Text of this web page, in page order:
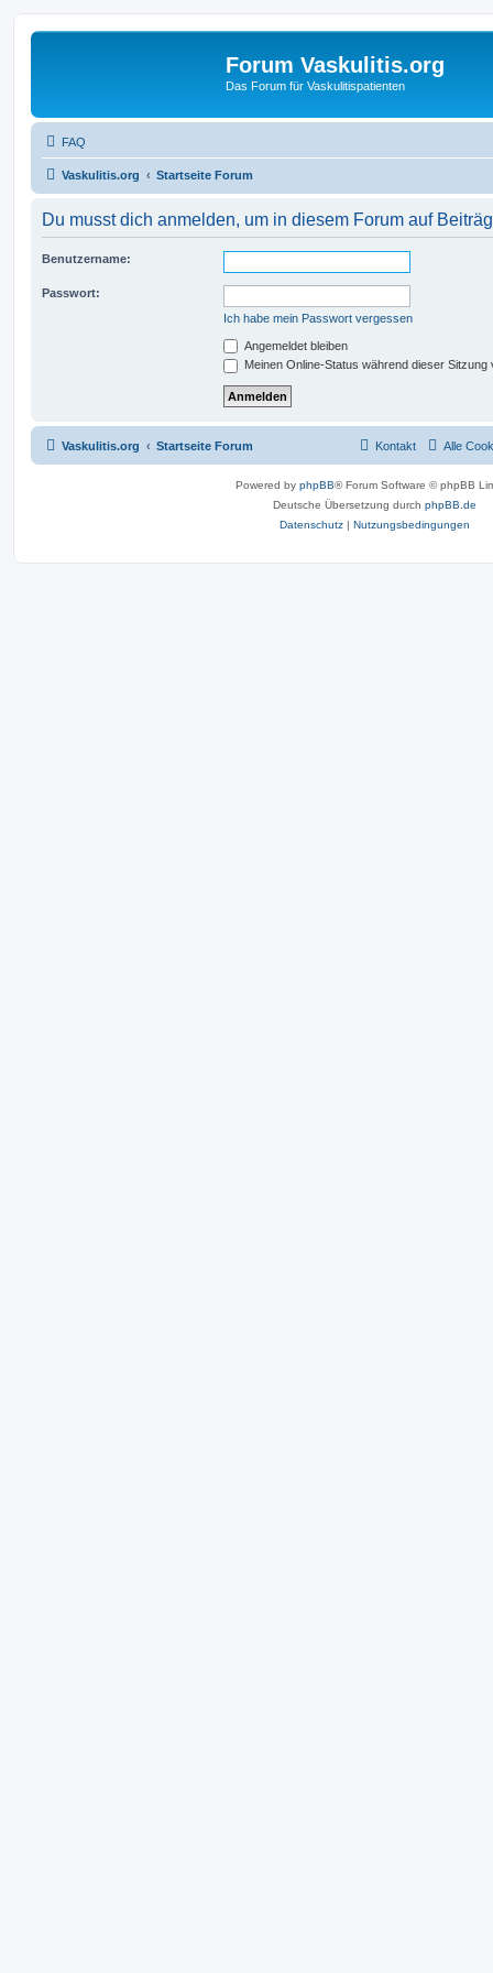
Forum Vaskulitis.org
Das Forum für Vaskulitispatienten
FAQ
Vaskulitis.org Startseite Forum
Du musst dich anmelden, um in diesem Forum auf
Benutzername:
Passwort:
Ich habe mein Passwort vergessen
Angemeldet bleiben
Meinen Online-Status während dieser Sitzung
Vaskulitis.org Startseite Forum Alle
Kontakt
Powered by phpBB® Forum Software © phpBB
Deutsche Übersetzung durch phpBB.de
Datenschutz | Nutzungsbedingungen